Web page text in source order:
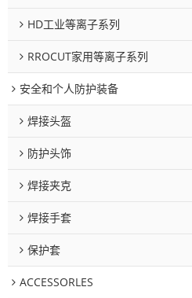
HD工业等离子系列
RROCUT家用等离子系列
安全和个人防护装备
焊接头盔
防护头饰
焊接夹克
焊接手套
保护套
ACCESSORLES